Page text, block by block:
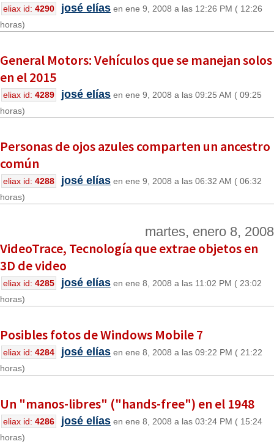
eliax id: 4290 josé elías en ene 9, 2008 a las 12:26 PM ( 12:26
horas)
General Motors: Vehículos que se manejan solos
en el 2015
eliax id: 4289 josé elías en ene 9, 2008 a las 09:25 AM ( 09:25
horas)
Personas de ojos azules comparten un ancestro
común
eliax id: 4288 josé elías en ene 9, 2008 a las 06:32 AM ( 06:32
horas)
martes, enero 8, 2008
VideoTrace, Tecnología que extrae objetos en
3D de video
eliax id: 4285 josé elías en ene 8, 2008 a las 11:02 PM ( 23:02
horas)
Posibles fotos de Windows Mobile 7
eliax id: 4284 josé elías en ene 8, 2008 a las 09:22 PM ( 21:22
horas)
Un "manos-libres" ("hands-free") en el 1948
eliax id: 4286 josé elías en ene 8, 2008 a las 03:24 PM ( 15:24
horas)